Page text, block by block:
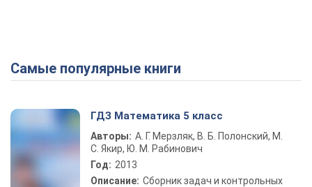
Самые популярные книги
ГДЗ Математика 5 класс
Авторы: А. Г. Мерзляк, В. Б. Полонский, М.
С. Якир, Ю. М. Рабинович
Год: 2013
Описание: Сборник задач и контрольных